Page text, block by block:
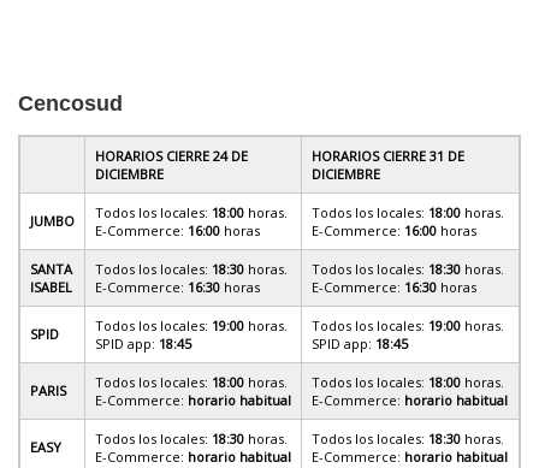
Cencosud
HORARIOS CIERRE 24 DE
DICIEMBRE
HORARIOS CIERRE 31 DE
DICIEMBRE
JUMBO Todos los locales: 18:00 horas.
E-Commerce: 16:00 horas
Todos los locales: 18:00 horas.
E-Commerce: 16:00 horas
SANTA
ISABEL
Todos los locales: 18:30 horas.
E-Commerce: 16:30 horas
Todos los locales: 18:30 horas.
E-Commerce: 16:30 horas
SPID Todos los locales: 19:00 horas.
SPID app: 18:45
Todos los locales: 19:00 horas.
SPID app: 18:45
PARIS Todos los locales: 18:00 horas.
E-Commerce: horario habitual
Todos los locales: 18:00 horas.
E-Commerce: horario habitual
EASY Todos los locales: 18:30 horas.
E-Commerce: horario habitual
Todos los locales: 18:30 horas.
E-Commerce: horario habitual